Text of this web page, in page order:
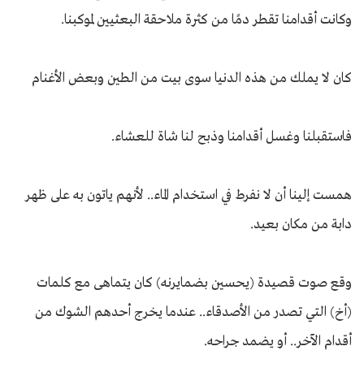
وكانت أقدامنا تقطر دمًا من كثرة ملاحقة البعثيين لموكبنا.
كان لا يملك من هذه الدنيا سوى بيت من الطين وبعض الأغنام
فاستقبلنا وغسل أقدامنا وذبح لنا شاة للعشاء.
همست إلينا أن لا نفرط في استخدام الماء.. لأنهم ياتون به على ظهر
دابة من مكان بعيد.
وقع صوت قصيدة (يحسين بضمايرنه) كان يتماهى مع كلمات
(أخ) التي تصدر من الأصدقاء.. عندما يخرج أحدهم الشوك من
أقدام الآخر.. أو يضمد جراحه.